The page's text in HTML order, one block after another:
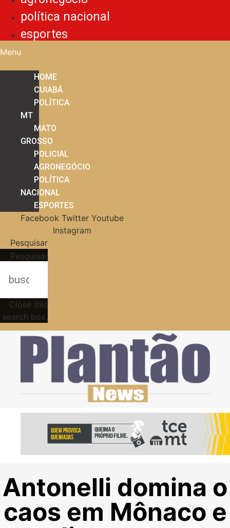
política nacional
esportes
Menu
HOME
CUIABÁ
POLÍTICA
MT
MATO
GROSSO
POLICIAL
AGRONEGÓCIO
POLÍTICA
NACIONAL
ESPORTES
Facebook Twitter Youtube
Instagram
Pesquisar
Pesquisar
Close this
search box.
Antonelli domina o
caos em Mônaco e